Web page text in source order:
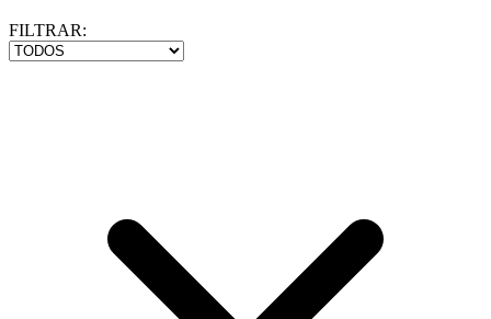
FILTRAR: